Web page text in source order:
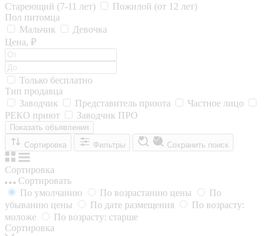
Стареющий (7-11 лет)
Пожилой (от 12 лет)
Пол питомца
Мальчик
Девочка
Цена, ₽
Только бесплатно
Тип продавца
Заводчик
Представитель приюта
Частное лицо
РЕКО приют
Заводчик ПРО
Показать объявления
Сортировка
Фильтры Сохранить поиск
Сортировка
Сортировать
По умолчанию
По возрастанию цены
По
убыванию цены
По дате размещения
По возрасту:
моложе
По возрасту: старше
Сортировка